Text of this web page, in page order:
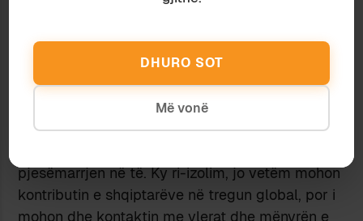
e drejta e mohuar për punësim në BE, do të
duhet të ishte kryefjalë dhe synim madhor real i
politikës shqiptare. Në një botë gjithnjë e më të
afërt e të ndërlidhur me fije të panumërta
komunikimi interaktiv, qytetarëve shqiptarë, u
pjesëmarrjen në të. Ky ri-izolim, jo vetëm mohon
kontributin e shqiptarëve në tregun global, por i
mohon dhe kontaktin me vlerat dhe mënyrën e
DHURO SOT
Më vonë